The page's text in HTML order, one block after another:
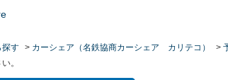
探す > カーシェア（名鉄協商カーシェア カリテコ） >
。